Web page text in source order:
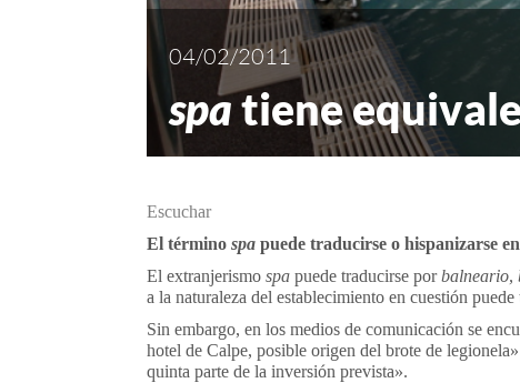
04/02/2011
spatiene
Escuchar
El término spa puede traducirse o hispanizarse
El extranjerismo spa puede traducirse porbalneario,
a la naturaleza del establecimiento en cuestión
Sin embargo, en los medios de comunicación se
hotel de Calpe, posible origen del brote de
quinta parte de la inversión prevista».